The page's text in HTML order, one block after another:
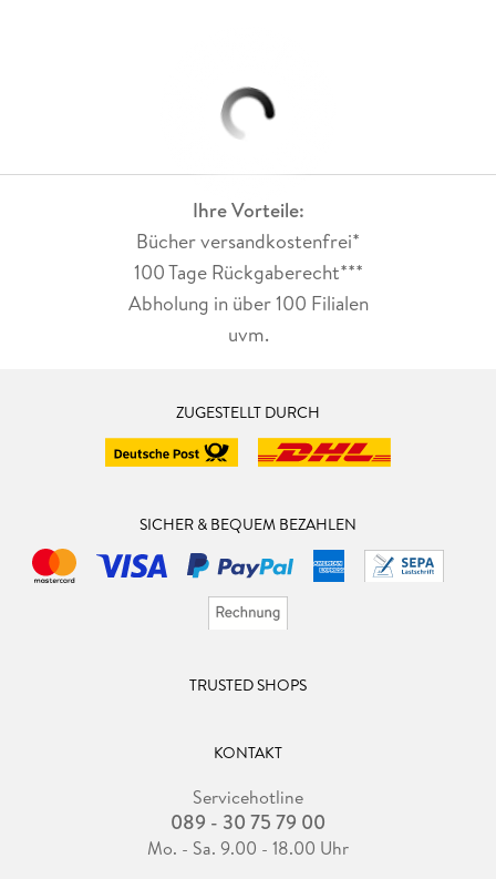
Ihre Vorteile:
Bücher versandkostenfrei*
100 Tage Rückgaberecht***
Abholung in über 100 Filialen
uvm.
ZUGESTELLT DURCH
SICHER & BEQUEM BEZAHLEN
TRUSTED SHOPS
KONTAKT
Servicehotline
089 - 30 75 79 00
Mo. - Sa. 9.00 - 18.00 Uhr